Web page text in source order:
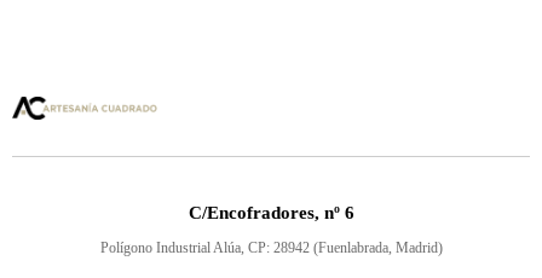
C/Encofradores, nº 6
Polígono Industrial Alúa, CP: 28942 (Fuenlabrada, Madrid)